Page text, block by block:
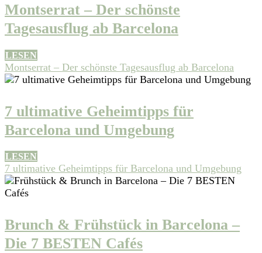
Montserrat – Der schönste
Tagesausflug ab Barcelona
LESEN
Montserrat – Der schönste Tagesausflug ab Barcelona
7 ultimative Geheimtipps für
Barcelona und Umgebung
LESEN
7 ultimative Geheimtipps für Barcelona und Umgebung
Brunch & Frühstück in Barcelona –
Die 7 BESTEN Cafés